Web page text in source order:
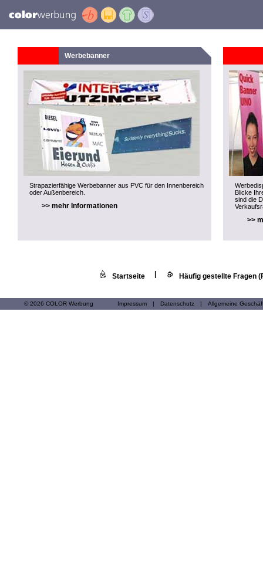
Werbebanner
Strapazierfähige Werbebanner aus PVC für den Innenbereich
oder Außenbereich.
>> mehr Informationen
Blicke
sind die
>>
Startseite Häufig gestellte Fragen
© 2026 COLOR Werbung Impressum | Datenschutz | Allgemeine